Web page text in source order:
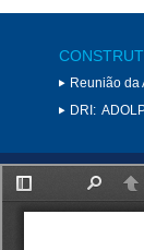
Reunião da
DRI: